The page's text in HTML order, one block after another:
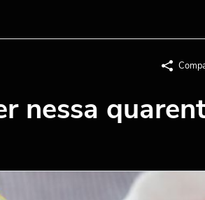
nessa